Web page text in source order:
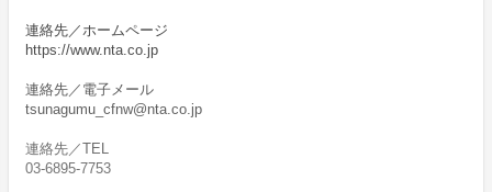
連絡先／ホームページ
https://www.nta.co.jp
連絡先／電子メール
tsunagumu_cfnw@nta.co.jp
連絡先／TEL
03-6895-7753